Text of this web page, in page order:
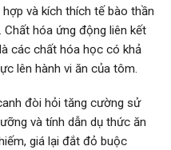
và kích thích tế bào thần
hóa ứng động liên kết
các chất hóa học có khả
lên hành vi ăn của tôm.
đòi hỏi tăng cường sử
và tính dẫn dụ thức ăn
giá lại đắt đỏ buộc